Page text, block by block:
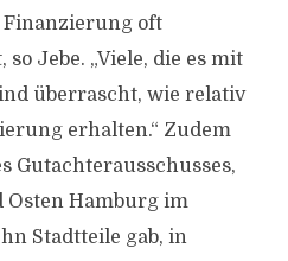
Finanzierung oft
Jebe. „Viele, die es mit
überrascht, wie relativ
erhalten.“ Zudem
Gutachterausschusses,
Osten Hamburg im
Stadtteile gab, in